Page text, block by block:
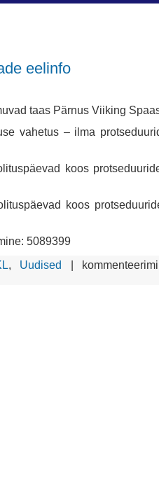
eelinfo
taas Pärnus Viiking
vahetus – ilma
koos
koos
5089399
, Uudised |
EKL
koolituspäevade